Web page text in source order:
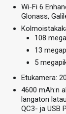
Wi-Fi 6
Glonass,
108
13
5
Etukamera:
4600 mAh:n
langaton
QC3- ja USB